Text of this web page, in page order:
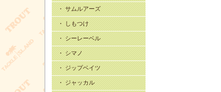
・ サムルアーズ
・ しもつけ
・ シーレーベル
・ シマノ
・ ジップベイツ
・ ジャッカル